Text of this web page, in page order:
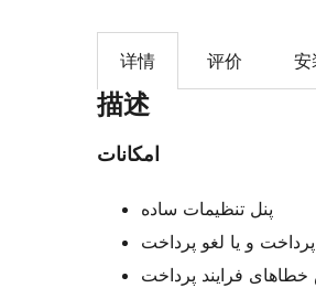
详情 评价 安
描述
امکانات
پنل تنظیمات ساده
و یا لغو پرداخت
خطاهای فرایند پرداخت